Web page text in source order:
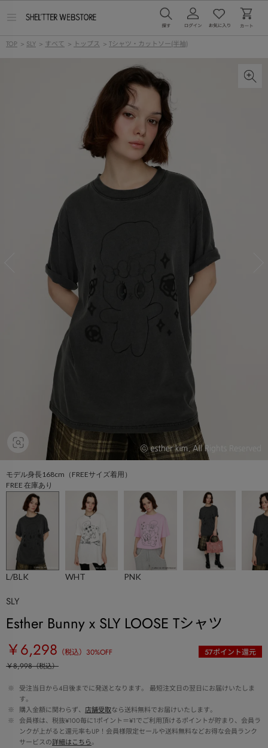
ー
TOP > SLY > すべて > トップス > Tシャツ・カットソー(半袖)
モデル身長168cm（FREEサイズ着用）
FREE 在庫あり
L/BLK WHT PNK
SLY
Esther Bunny x SLY LOOSE Tシャツ
￥6,298 （税込） 30%OFF 57ポイント還元
￥8,998（税込）
※
受注当日から4日後までに発送となります。 最短注文日の翌日にお届けいたしま
す。
※
購入金額に関わらず、 店舗受取なら送料無料でお届けいたします。
※
会員様は、税抜¥100毎に1ポイント＝¥1でご利用頂けるポイントが貯まり、会員ラ
ンクが上がると還元率もUP！会員様限定セールや送料無料などお得な会員ランク
サービスの詳細はこちら。